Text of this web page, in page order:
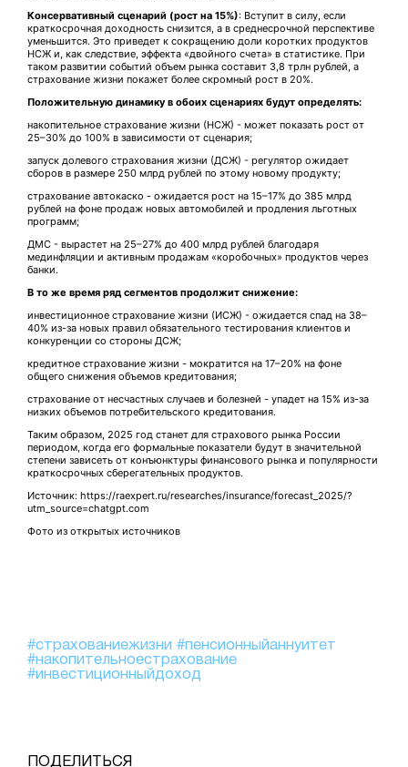
Консервативный сценарий (рост на 15%): Вступит в силу, если
краткосрочная доходность снизится, а в среднесрочной перспективе
уменьшится. Это приведет к сокращению доли коротких продуктов
НСЖ и, как следствие, эффекта «двойного счета» в статистике. При
таком развитии событий объем рынка составит 3,8 трлн рублей, а
страхование жизни покажет более скромный рост в 20%.
Положительную динамику в обоих сценариях будут определять:
накопительное страхование жизни (НСЖ) - может показать рост от
25–30% до 100% в зависимости от сценария;
запуск долевого страхования жизни (ДСЖ) - регулятор ожидает
сборов в размере 250 млрд рублей по этому новому продукту;
страхование автокаско - ожидается рост на 15–17% до 385 млрд
рублей на фоне продаж новых автомобилей и продления льготных
программ;
ДМС - вырастет на 25–27% до 400 млрд рублей благодаря
мединфляции и активным продажам «коробочных» продуктов через
банки.
В то же время ряд сегментов продолжит снижение:
инвестиционное страхование жизни (ИСЖ) - ожидается спад на 38–
40% из-за новых правил обязательного тестирования клиентов и
конкуренции со стороны ДСЖ;
кредитное страхование жизни - мократится на 17–20% на фоне
общего снижения объемов кредитования;
страхование от несчастных случаев и болезней - упадет на 15% из-за
низких объемов потребительского кредитования.
Таким образом, 2025 год станет для страхового рынка России
периодом, когда его формальные показатели будут в значительной
степени зависеть от конъюнктуры финансового рынка и популярности
краткосрочных сберегательных продуктов.
Источник: https://raexpert.ru/researches/insurance/forecast_2025/?
utm_source=chatgpt.com
Фото из открытых источников
#страхованиежизни #пенсионныйаннуитет
#накопительноестрахование
#инвестиционныйдоход
ПОДЕЛИТЬСЯ